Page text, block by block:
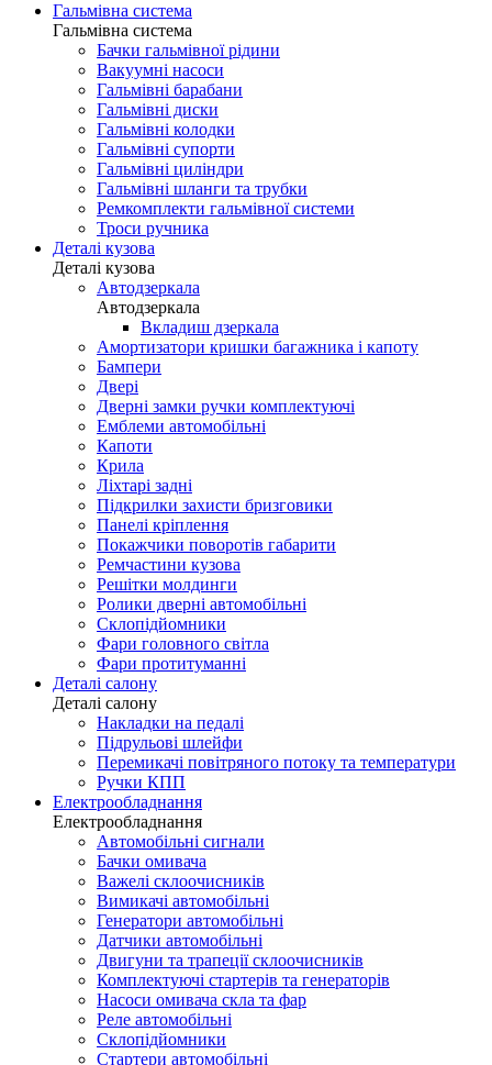
Гальмівна система
Гальмівна система
Бачки гальмівної рідини
Вакуумні насоси
Гальмівні барабани
Гальмівні диски
Гальмівні колодки
Гальмівні супорти
Гальмівні циліндри
Гальмівні шланги та трубки
Ремкомплекти гальмівної системи
Троси ручника
Деталі кузова
Деталі кузова
Автодзеркала
Автодзеркала
Вкладиш дзеркала
Амортизатори кришки багажника і капоту
Бампери
Двері
Дверні замки ручки комплектуючі
Емблеми автомобільні
Капоти
Крила
Ліхтарі задні
Підкрилки захисти бризговики
Панелі кріплення
Покажчики поворотів габарити
Ремчастини кузова
Решітки молдинги
Ролики дверні автомобільні
Склопідйомники
Фари головного світла
Фари протитуманні
Деталі салону
Деталі салону
Накладки на педалі
Підрульові шлейфи
Перемикачі повітряного потоку та температури
Ручки КПП
Електрообладнання
Електрообладнання
Автомобільні сигнали
Бачки омивача
Важелі склоочисників
Вимикачі автомобільні
Генератори автомобільні
Датчики автомобільні
Двигуни та трапеції склоочисників
Комплектуючі стартерів та генераторів
Насоси омивача скла та фар
Реле автомобільні
Склопідйомники
Стартери автомобільні